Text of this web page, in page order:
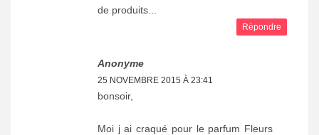
de produits...
Répondre
Anonyme
25 NOVEMBRE 2015 À 23:41
bonsoir,
Moi j ai craqué pour le parfum Fleurs